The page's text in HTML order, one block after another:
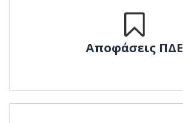
Αποφάσεις ΠΔΕ